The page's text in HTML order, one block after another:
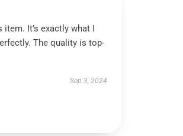
It’s exactly what I
The quality is top-
Sep 3, 2024